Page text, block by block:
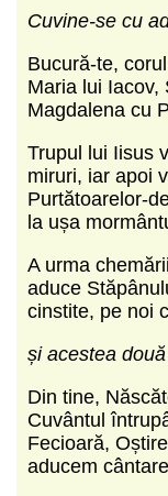
Cuvine-se cu
Bucură-te,
Maria lui Iacov,
Magdalena cu
Trupul lui Iisus
miruri, iar apoi
Purtătoarelor-
la ușa
A urma
aduce
cinstite, pe noi
și acestea
Din tine,
Cuvântul
Fecioară,
aducem